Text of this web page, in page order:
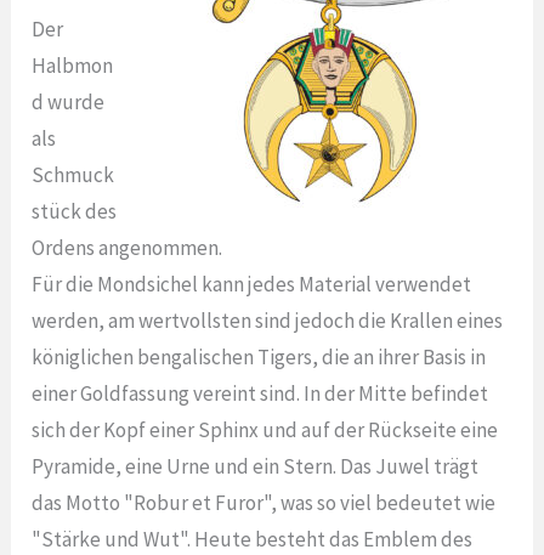
Der
Halbmon
d wurde
als
Schmuck
stück des
Ordens angenommen.
Für die Mondsichel kann jedes Material verwendet
werden, am wertvollsten sind jedoch die Krallen eines
königlichen bengalischen Tigers, die an ihrer Basis in
einer Goldfassung vereint sind. In der Mitte befindet
sich der Kopf einer Sphinx und auf der Rückseite eine
Pyramide, eine Urne und ein Stern. Das Juwel trägt
das Motto "Robur et Furor", was so viel bedeutet wie
"Stärke und Wut". Heute besteht das Emblem des